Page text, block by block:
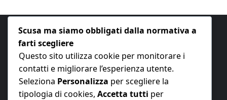
E-mail:redazione@nuovaeconomia.it
Scusa ma siamo obbligati dalla normativa a
farti scegliere
Questo sito utilizza cookie per monitorare i
contatti e migliorare l’esperienza utente.
Seleziona Personalizza per scegliere la
tipologia di cookies, Accetta tutti per